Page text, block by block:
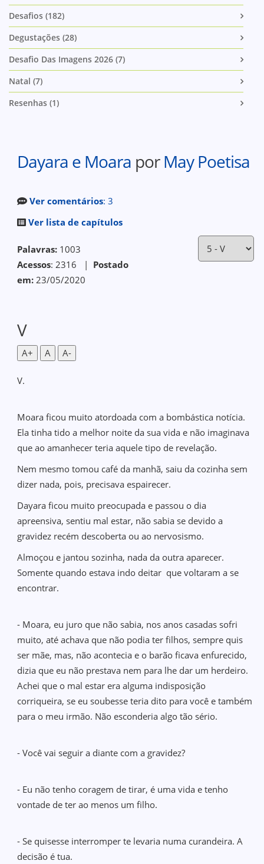
Desafios (182)
Degustações (28)
Desafio Das Imagens 2026 (7)
Natal (7)
Resenhas (1)
Dayara e Moara porMay Poetisa
Ver comentários: 3
Ver lista de capítulos
Palavras: 1003
Acessos: 2316 | Postado
em: 23/05/2020
V
A+ A A-
V.
Moara ficou muito atordoada com a bombástica notícia.
Ela tinha tido a melhor noite da sua vida e não imaginava
que ao amanhecer teria aquele tipo de revelação.
Nem mesmo tomou café da manhã, saiu da cozinha sem
dizer nada, pois, precisava espairecer.
Dayara ficou muito preocupada e passou o dia
apreensiva, sentiu mal estar, não sabia se devido a
gravidez recém descoberta ou ao nervosismo.
Almoçou e jantou sozinha, nada da outra aparecer.
Somente quando estava indo deitar que voltaram a se
encontrar.
- Moara, eu juro que não sabia, nos anos casadas sofri
muito, até achava que não podia ter filhos, sempre quis
ser mãe, mas, não acontecia e o barão ficava enfurecido,
dizia que eu não prestava nem para lhe dar um herdeiro.
Achei que o mal estar era alguma indisposição
corriqueira, se eu soubesse teria dito para você e também
para o meu irmão. Não esconderia algo tão sério.
- Você vai seguir a diante com a gravidez?
- Eu não tenho coragem de tirar, é uma vida e tenho
vontade de ter ao menos um filho.
- Se quisesse interromper te levaria numa curandeira. A
decisão é tua.